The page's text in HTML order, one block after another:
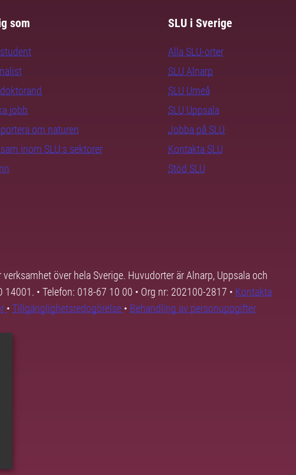
som
jobb
om naturen
inom SLU:s sektorer
SLU i Sverige
Alla SLU-orter
SLU Alnarp
SLU Umeå
SLU Uppsala
Jobba på SLU
Kontakta SLU
Stöd SLU
över hela Sverige. Huvudorter är Alnarp, Uppsala och
• Telefon: 018-67 10 00 • Org nr: 202100-2817 • Kontakta
• Tillgänglighetsredogörelse • Behandling av personuppgifter